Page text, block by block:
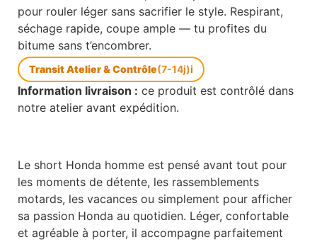
pour rouler léger sans sacrifier le style. Respirant,
séchage rapide, coupe ample — tu profites du
bitume sans t’encombrer.
Transit Atelier & Contrôle(7-14j)i
Information livraison : ce produit est contrôlé dans
notre atelier avant expédition.
Le short Honda homme est pensé avant tout pour
les moments de détente, les rassemblements
motards, les vacances ou simplement pour afficher
sa passion Honda au quotidien. Léger, confortable
et agréable à porter, il accompagne parfaitement